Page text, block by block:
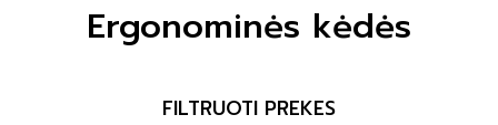
Ergonominės kėdės
FILTRUOTI PREKES